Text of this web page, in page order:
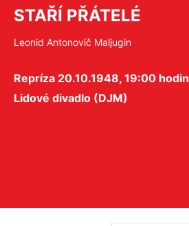
STAŘÍ PŘÁTELÉ
Leonid Antonovič Maljugin
Repríza 20.10.1948, 19:00 hodin
Lidové divadlo (DJM)